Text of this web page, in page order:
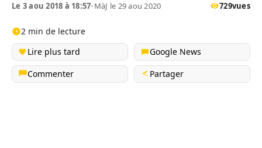
Le 3 aou 2018 à 18:57•MàJ le 29 aou 2020 729vues
2 min de lecture
Lire plus tard
Google News
Commenter
Partager